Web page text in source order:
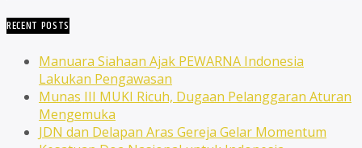
RECENT POSTS
Manuara Siahaan Ajak PEWARNA Indonesia
Lakukan Pengawasan
Munas III MUKI Ricuh, Dugaan Pelanggaran Aturan
Mengemuka
JDN dan Delapan Aras Gereja Gelar Momentum